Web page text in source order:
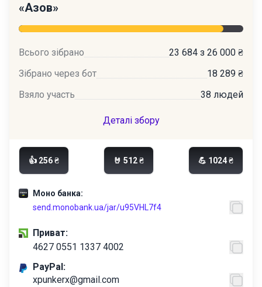
«Азов»
Всього зібрано
23 684 з 26 000 ₴
Зібрано через бот
18 289 ₴
Взяло участь
38 людей
Деталі збору
Моно банка:
send.monobank.ua/jar/u95VHL7f4
👍 256 ₴ 🤘 512 ₴ 💪 1024 ₴
Приват:
4627 0551 1337 4002
PayPal:
xpunkerx@gmail.com